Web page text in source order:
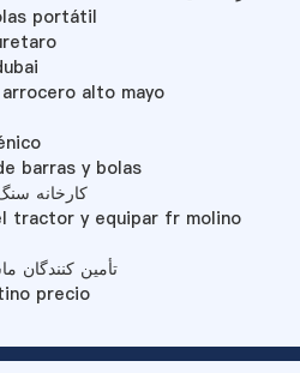
portátil
alto mayo
barras y bolas
کارخانه
tractor y equipar fr molino
تأمین کنندگان
precio